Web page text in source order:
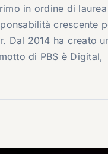
in ordine di
crescente
Dal 2014 ha creato
di PBS è Digital,